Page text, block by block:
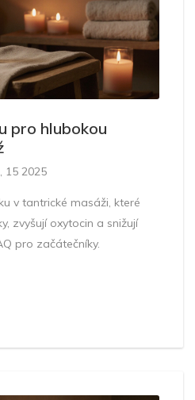
pro hlubokou
15 2025
v tantrické masáži, které
zvyšují oxytocin a snižují
pro začátečníky.